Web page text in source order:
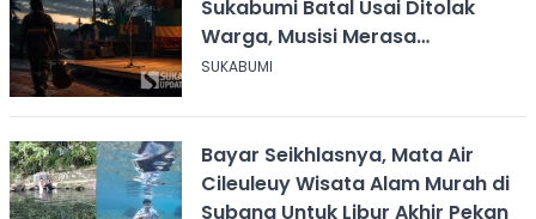
Sukabumi Batal Usai Ditolak
Warga, Musisi Merasa
Didiskreditkan
SUKABUMI
Bayar Seikhlasnya, Mata Air
Cileuleuy Wisata Alam Murah di
Subang Untuk Libur Akhir Pekan